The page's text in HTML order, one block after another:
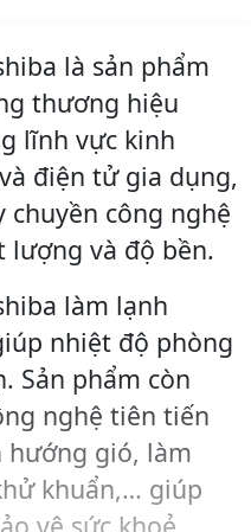
là sản phẩm
thương hiệu
lĩnh vực kinh
điện tử gia dụng,
chuyền công nghệ
lượng và độ bền.
làm lạnh
nhiệt độ phòng
Sản phẩm còn
nghệ tiên tiến
hướng gió, làm
khuẩn,… giúp